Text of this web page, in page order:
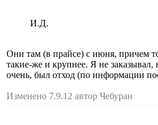
И.Д.
Они там (в прайсе) с июня, причем
такие-же и крупнее. Я не
очень, был отход (по информации
Изменено 7.9.12 автор Чебуран